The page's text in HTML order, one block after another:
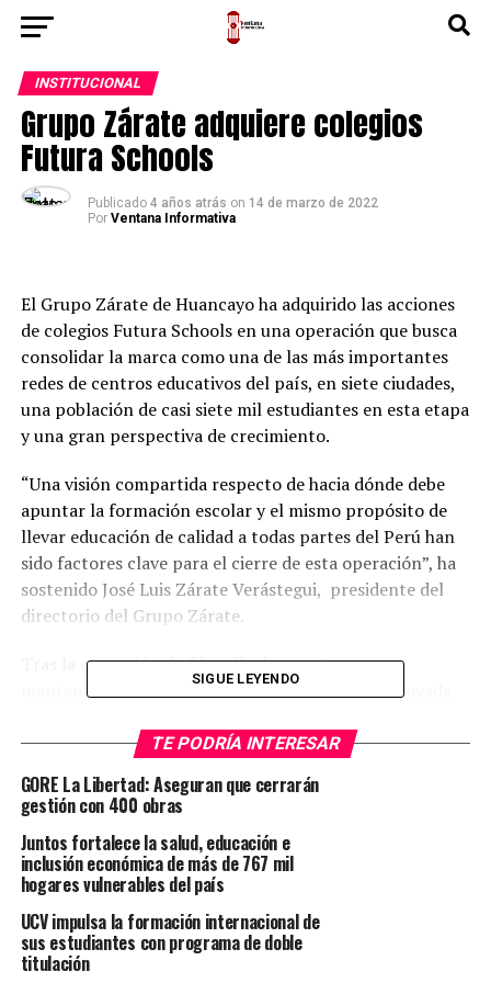
INSTITUCIONAL
Grupo Zárate adquiere colegios
Futura Schools
Publicado 4 años atrás on 14 de marzo de 2022
Por Ventana Informativa
El Grupo Zárate de Huancayo ha adquirido las acciones
de colegios Futura Schools en una operación que busca
consolidar la marca como una de las más importantes
redes de centros educativos del país, en siete ciudades,
una población de casi siete mil estudiantes en esta etapa
y una gran perspectiva de crecimiento.
“Una visión compartida respecto de hacia dónde debe
apuntar la formación escolar y el mismo propósito de
llevar educación de calidad a todas partes del Perú han
sido factores clave para el cierre de esta operación”, ha
sostenido José Luis Zárate Verástegui, presidente del
directorio del Grupo Zárate.
Tras la operación, la filosofía de enseñanza se
mantendrá intacta, señaló Zárate Verástegui, apoyada
que ha llevado a la institución a construir un excelente
premios como el de innovación educativa, otorgado por
el Minedu-FONDEP en 2021 en cada una de las 10 sedes
donde opera.
La educación centrada en el alumno, en sus habilidades
socioemocionales, la formación en valores, la enseñanza
de idiomas y la aplicación de metodologías innovadoras
a través de herramientas tecnológicas son semejanzas
SIGUE LEYENDO
TE PODRÍA INTERESAR
GORE La Libertad: Aseguran que cerrarán
gestión con 400 obras
Juntos fortalece la salud, educación e
inclusión económica de más de 767 mil
hogares vulnerables del país
UCV impulsa la formación internacional de
sus estudiantes con programa de doble
titulación